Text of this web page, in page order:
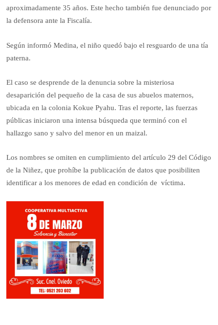
aproximadamente 35 años. Este hecho también fue denunciado por
la defensora ante la Fiscalía.
Según informó Medina, el niño quedó bajo el resguardo de una tía
paterna.
El caso se desprende de la denuncia sobre la misteriosa
desaparición del pequeño de la casa de sus abuelos maternos,
ubicada en la colonia Kokue Pyahu. Tras el reporte, las fuerzas
públicas iniciaron una intensa búsqueda que terminó con el
hallazgo sano y salvo del menor en un maizal.
Los nombres se omiten en cumplimiento del artículo 29 del Código
de la Niñez, que prohíbe la publicación de datos que posibiliten
identificar a los menores de edad en condición de víctima.